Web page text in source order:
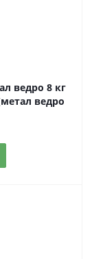
и метал ведро 2 кг) Комплект 10 кг. (метал ведро